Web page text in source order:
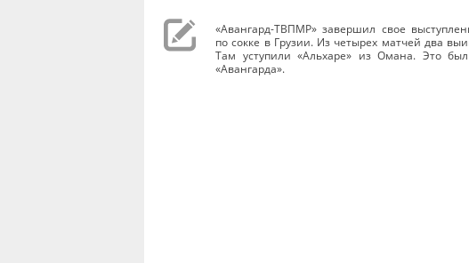
«Авангард-ТВПМР» завершил свое
по сокке в Грузии. Из четырех матчей два
Там уступили «Альхаре» из Омана. Это
«Авангарда».